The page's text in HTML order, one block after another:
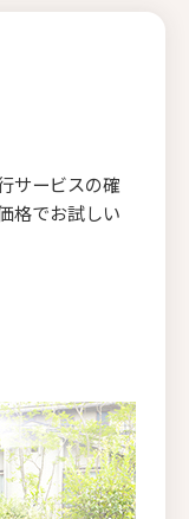
サービスの確
格でお試しい